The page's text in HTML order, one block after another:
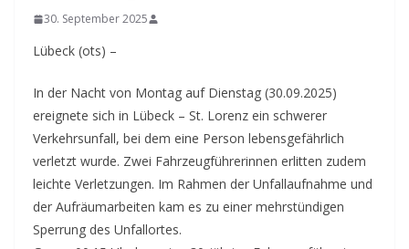
30. September 2025
Lübeck (ots) –
In der Nacht von Montag auf Dienstag (30.09.2025)
ereignete sich in Lübeck – St. Lorenz ein schwerer
Verkehrsunfall, bei dem eine Person lebensgefährlich
verletzt wurde. Zwei Fahrzeugführerinnen erlitten zudem
leichte Verletzungen. Im Rahmen der Unfallaufnahme und
der Aufräumarbeiten kam es zu einer mehrstündigen
Sperrung des Unfallortes.